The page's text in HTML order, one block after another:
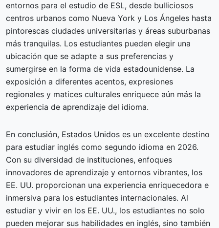
entornos para el estudio de ESL, desde bulliciosos
centros urbanos como Nueva York y Los Ángeles hasta
pintorescas ciudades universitarias y áreas suburbanas
más tranquilas. Los estudiantes pueden elegir una
ubicación que se adapte a sus preferencias y
sumergirse en la forma de vida estadounidense. La
exposición a diferentes acentos, expresiones
regionales y matices culturales enriquece aún más la
experiencia de aprendizaje del idioma.
En conclusión, Estados Unidos es un excelente destino
para estudiar inglés como segundo idioma en 2026.
Con su diversidad de instituciones, enfoques
innovadores de aprendizaje y entornos vibrantes, los
EE. UU. proporcionan una experiencia enriquecedora e
inmersiva para los estudiantes internacionales. Al
estudiar y vivir en los EE. UU., los estudiantes no solo
pueden mejorar sus habilidades en inglés, sino también